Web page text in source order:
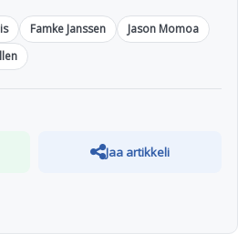
Famke Janssen
Jason Momoa
Jaa artikkeli